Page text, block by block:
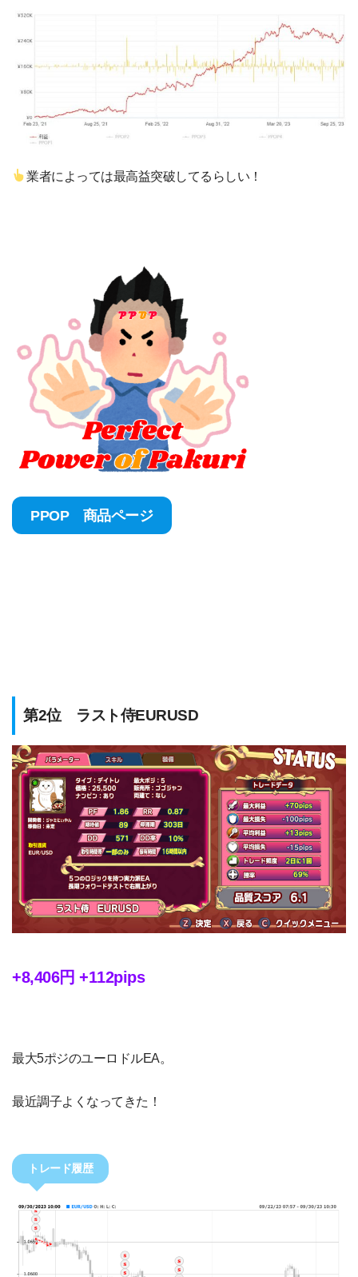
業者によっては最高益突破してるらしい！
PPOP 商品ページ
第2位 ラスト侍EURUSD
+8,406円 +112pips
最大5ポジのユーロドルEA。
最近調子よくなってきた！
トレード履歴